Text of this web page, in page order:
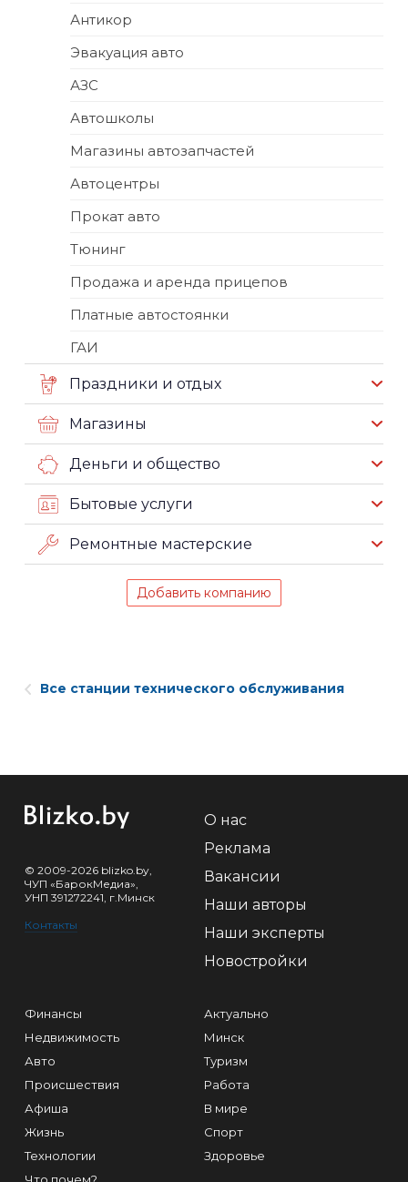
Антикор
Эвакуация авто
АЗС
Автошколы
Магазины автозапчастей
Автоцентры
Прокат авто
Тюнинг
Продажа и аренда прицепов
Платные автостоянки
ГАИ
Праздники и отдых
Магазины
Деньги и общество
Бытовые услуги
Ремонтные мастерские
Добавить компанию
Все станции технического обслуживания
© 2009-2026 blizko.by,
ЧУП «БарокМедиа»,
УНП 391272241, г.Минск
Контакты
О нас
Реклама
Вакансии
Наши авторы
Наши эксперты
Новостройки
Финансы
Недвижимость
Авто
Происшествия
Афиша
Жизнь
Технологии
Актуально
Минск
Туризм
Работа
В мире
Спорт
Здоровье